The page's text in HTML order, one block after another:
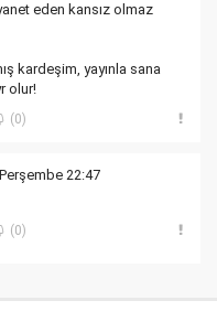
eden kansız olmaz
kardeşim, yayınla sana
olur!
(0)
22:47
(0)